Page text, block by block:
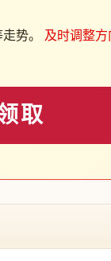
势。 及时调整
取